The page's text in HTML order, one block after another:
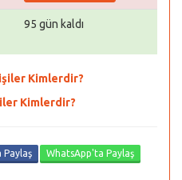
95 gün kaldı
Kimlerdir?
Kimlerdir?
Paylaş
WhatsApp'ta Paylaş